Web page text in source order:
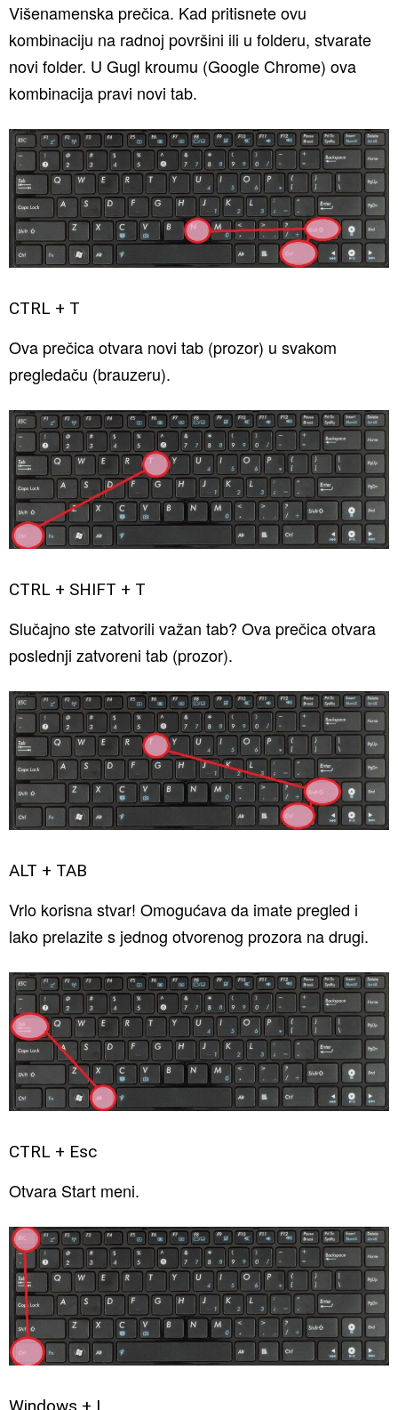
Višenamenska prečica. Kad pritisnete ovu
kombinaciju na radnoj površini ili u folderu, stvarate
novi folder. U Gugl kroumu (Google Chrome) ova
kombinacija pravi novi tab.
CTRL + T
Ova prečica otvara novi tab (prozor) u svakom
pregledaču (brauzeru).
CTRL + SHIFT + T
Slučajno ste zatvorili važan tab? Ova prečica otvara
poslednji zatvoreni tab (prozor).
ALT + TAB
Vrlo korisna stvar! Omogućava da imate pregled i
lako prelazite s jednog otvorenog prozora na drugi.
CTRL + Esc
Otvara Start meni.